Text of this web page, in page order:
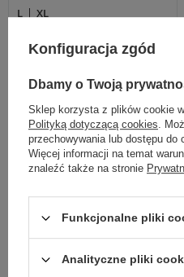
L XL
Dodatkowo -20% na kod
OUTLET20
OUTLET
Konfiguracja zgód
Dbamy o Twoją
Sklep korzysta z plików cookie
Polityką dotyczącą cookies.
przechowywania lub dostępu do
Więcej informacji na temat
znaleźć także na stronie
Funkcjonalne pliki
Analityczne pliki